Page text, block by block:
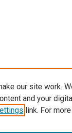
our site work.
and your
link. For